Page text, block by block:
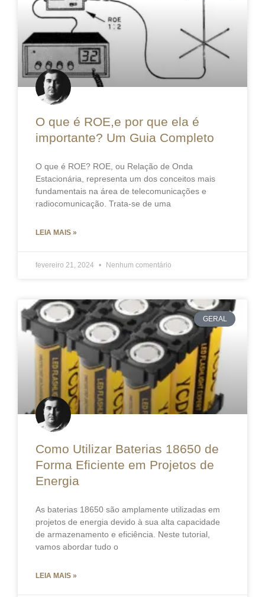
O que é ROE,e por que ela é
importante? Um Guia Completo
O que é ROE? ROE, ou Relação de Onda
Estacionária, representa um dos conceitos mais
fundamentais na área de telecomunicações e
radiocomunicação. Trata-se de uma
LEIA MAIS »
fevereiro 21, 2024 Nenhum comentário
GERAL
Como Utilizar Baterias 18650 de
Forma Eficiente em Projetos de
Energia
As baterias 18650 são amplamente utilizadas em
projetos de energia devido à sua alta capacidade
de armazenamento e eficiência. Neste tutorial,
vamos abordar tudo o
LEIA MAIS »